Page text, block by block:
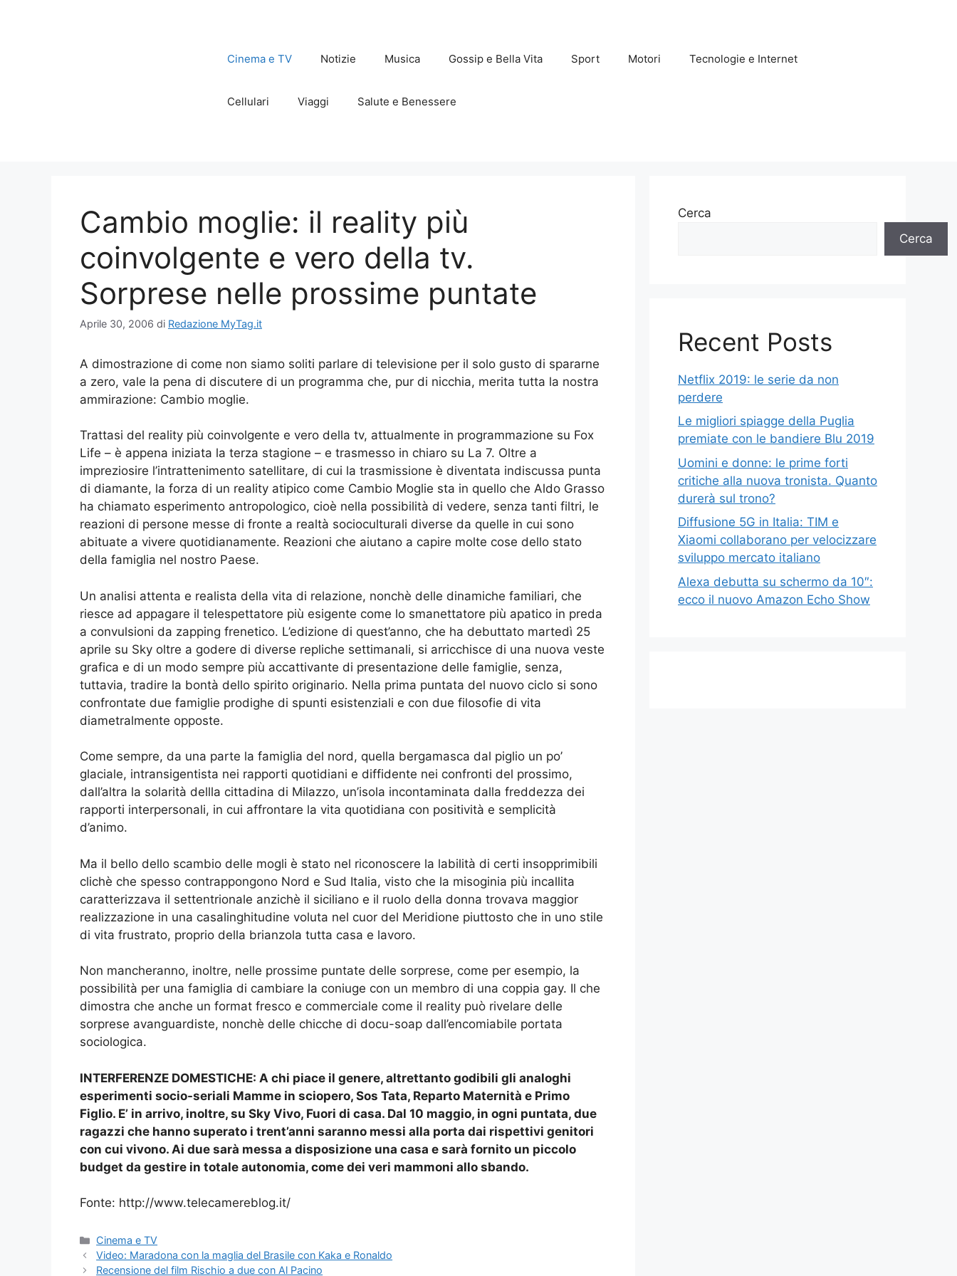
Cinema e TV Notizie Musica Gossip e Bella Vita Sport Motori Tecnologie e Internet
Cellulari Viaggi Salute e Benessere
Cambio moglie: il reality più
coinvolgente e vero della tv.
Sorprese nelle prossime puntate
Aprile 30, 2006 di Redazione MyTag.it
A dimostrazione di come non siamo soliti parlare di televisione per il solo gusto di spararne
a zero, vale la pena di discutere di un programma che, pur di nicchia, merita tutta la nostra
ammirazione: Cambio moglie.
Trattasi del reality più coinvolgente e vero della tv, attualmente in programmazione su Fox
Life – è appena iniziata la terza stagione – e trasmesso in chiaro su La 7. Oltre a
impreziosire l’intrattenimento satellitare, di cui la trasmissione è diventata indiscussa punta
di diamante, la forza di un reality atipico come Cambio Moglie sta in quello che Aldo Grasso
ha chiamato esperimento antropologico, cioè nella possibilità di vedere, senza tanti filtri, le
reazioni di persone messe di fronte a realtà socioculturali diverse da quelle in cui sono
abituate a vivere quotidianamente. Reazioni che aiutano a capire molte cose dello stato
della famiglia nel nostro Paese.
Un analisi attenta e realista della vita di relazione, nonchè delle dinamiche familiari, che
riesce ad appagare il telespettatore più esigente come lo smanettatore più apatico in preda
a convulsioni da zapping frenetico. L’edizione di quest’anno, che ha debuttato martedì 25
aprile su Sky oltre a godere di diverse repliche settimanali, si arricchisce di una nuova veste
grafica e di un modo sempre più accattivante di presentazione delle famiglie, senza,
tuttavia, tradire la bontà dello spirito originario. Nella prima puntata del nuovo ciclo si sono
confrontate due famiglie prodighe di spunti esistenziali e con due filosofie di vita
diametralmente opposte.
Come sempre, da una parte la famiglia del nord, quella bergamasca dal piglio un po’
glaciale, intransigentista nei rapporti quotidiani e diffidente nei confronti del prossimo,
dall’altra la solarità dellla cittadina di Milazzo, un’isola incontaminata dalla freddezza dei
rapporti interpersonali, in cui affrontare la vita quotidiana con positività e semplicità
d’animo.
Ma il bello dello scambio delle mogli è stato nel riconoscere la labilità di certi insopprimibili
clichè che spesso contrappongono Nord e Sud Italia, visto che la misoginia più incallita
caratterizzava il settentrionale anzichè il siciliano e il ruolo della donna trovava maggior
realizzazione in una casalinghitudine voluta nel cuor del Meridione piuttosto che in uno stile
di vita frustrato, proprio della brianzola tutta casa e lavoro.
Non mancheranno, inoltre, nelle prossime puntate delle sorprese, come per esempio, la
possibilità per una famiglia di cambiare la coniuge con un membro di una coppia gay. Il che
dimostra che anche un format fresco e commerciale come il reality può rivelare delle
sorprese avanguardiste, nonchè delle chicche di docu-soap dall’encomiabile portata
sociologica.
INTERFERENZE DOMESTICHE: A chi piace il genere, altrettanto godibili gli analoghi
esperimenti socio-seriali Mamme in sciopero, Sos Tata, Reparto Maternità e Primo
Figlio. E’ in arrivo, inoltre, su Sky Vivo, Fuori di casa. Dal 10 maggio, in ogni puntata, due
ragazzi che hanno superato i trent’anni saranno messi alla porta dai rispettivi genitori
con cui vivono. Ai due sarà messa a disposizione una casa e sarà fornito un piccolo
budget da gestire in totale autonomia, come dei veri mammoni allo sbando.
Fonte: http://www.telecamereblog.it/
Categorie
Cinema e TV
Video: Maradona con la maglia del Brasile con Kaka e Ronaldo
Recensione del film Rischio a due con Al Pacino
Cerca
Cerca
Recent Posts
Netflix 2019: le serie da non
perdere
Le migliori spiagge della Puglia
premiate con le bandiere Blu 2019
Uomini e donne: le prime forti
critiche alla nuova tronista. Quanto
durerà sul trono?
Diffusione 5G in Italia: TIM e
Xiaomi collaborano per velocizzare
sviluppo mercato italiano
Alexa debutta su schermo da 10″:
ecco il nuovo Amazon Echo Show